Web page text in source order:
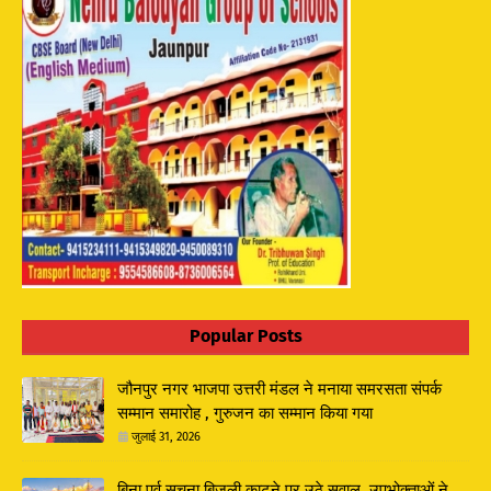
Popular Posts
जौनपुर नगर भाजपा उत्तरी मंडल ने मनाया समरसता संपर्क
सम्मान समारोह , गुरुजन का सम्मान किया गया
जुलाई 31, 2026